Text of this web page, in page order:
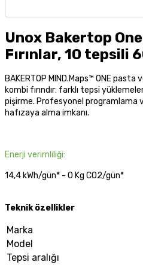
Unox Bakertop
Fırınlar, 10 tepsili
BAKERTOP MIND.Maps™ ONE pasta
kombi fırındır: farklı tepsi
pişirme. Profesyonel programlama
hafızaya alma imkanı.
Enerji verimliliği:
14,4 kWh/gün* - 0 Kg CO2/gün*
Teknik özellikler
Marka
Model
Tepsi aralığı